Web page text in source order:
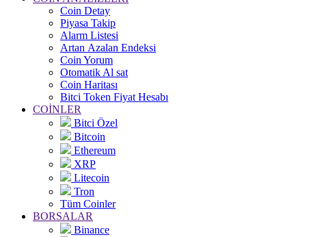
Coin Detay
Piyasa Takip
Alarm Listesi
Artan Azalan Endeksi
Coin Yorum
Otomatik Al sat
Coin Haritası
Bitci Token Fiyat Hesabı
COİNLER
Bitci Özel
Bitcoin
Ethereum
XRP
Litecoin
Tron
Tüm Coinler
BORSALAR
Binance